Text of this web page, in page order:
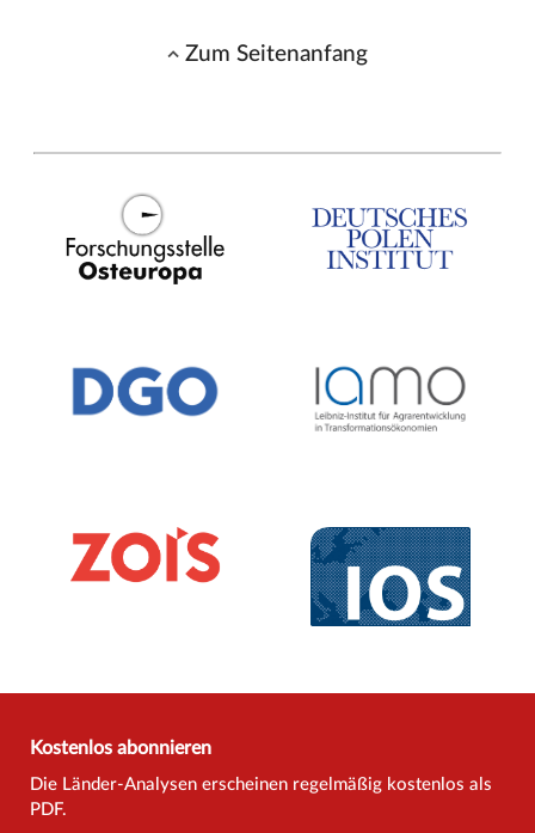
Zum Seitenanfang
Kostenlos abonnieren
Die Länder-Analysen erscheinen regelmäßig kostenlos als
PDF.